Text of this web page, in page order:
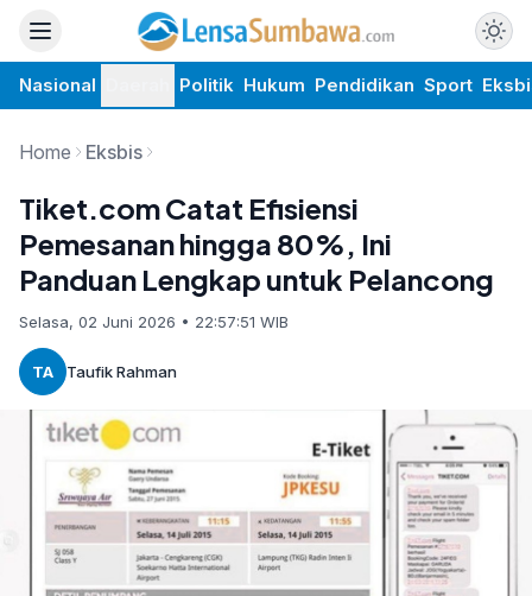
Nasional Politik Hukum Pendidikan Sport
Home Eksbis
Tiket.com Catat Efisiensi
Pemesanan hingga 80%, Ini
Panduan Lengkap untuk Pelancong
Selasa, 02 Juni 2026 • 22:57:51 WIB
TA Taufik Rahman